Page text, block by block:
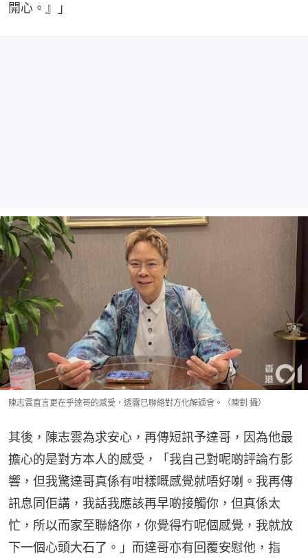
開心。』」
陳志雲直言更在乎達哥的感受，透露已聯絡對方化解誤會。（陳釗 攝）
其後，陳志雲為求安心，再傳短訊予達哥，因為他最
擔心的是對方本人的感受，「我自己對呢啲評論冇影
響，但我驚達哥真係有咁樣嘅感覺就唔好喇。我再傳
訊息同佢講，我話我應該再早啲接觸你，但真係太
忙，所以而家至聯絡你，你覺得冇呢個感覺，我就放
下一個心頭大石了。」而達哥亦有回覆安慰他，指